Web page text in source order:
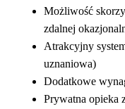
Możliwość
zdalnej
Atrakcyjny
uznaniowa)
Dodatkowe
Prywatna opieka